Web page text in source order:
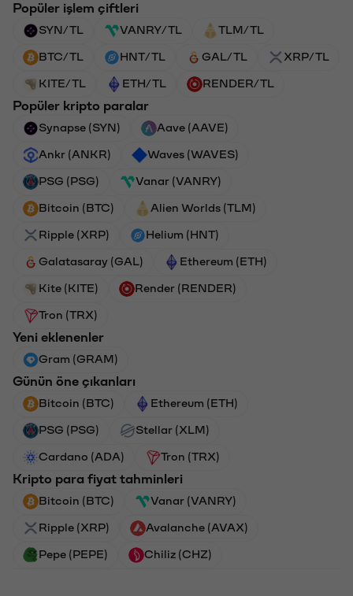
Popüler işlem çiftleri
SYN/TL VANRY/TL TLM/TL
BTC/TL HNT/TL GAL/TL XRP/TL
KITE/TL ETH/TL RENDER/TL
Popüler kripto paralar
Synapse (SYN) Aave (AAVE)
Ankr (ANKR) Waves (WAVES)
PSG (PSG) Vanar (VANRY)
Bitcoin (BTC) Alien Worlds (TLM)
Ripple (XRP) Helium (HNT)
Galatasaray (GAL) Ethereum (ETH)
Kite (KITE) Render (RENDER)
Tron (TRX)
Yeni eklenenler
Gram (GRAM)
Günün öne çıkanları
Bitcoin (BTC) Ethereum (ETH)
PSG (PSG) Stellar (XLM)
Cardano (ADA) Tron (TRX)
Kripto para fiyat tahminleri
Bitcoin (BTC) Vanar (VANRY)
Ripple (XRP) Avalanche (AVAX)
Pepe (PEPE) Chiliz (CHZ)